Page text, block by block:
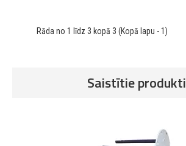
Rāda no 1 līdz 3 kopā 3 (Kopā lapu - 1)
Saistītie produkti